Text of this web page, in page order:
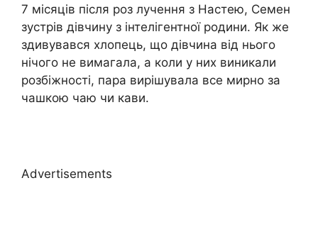
7 місяців після роз лучення з Настею, Семен
зустрів дівчину з інтелігентної родини. Як же
здивувався хлопець, що дівчина від нього
нічого не вимагала, а коли у них виникали
розбіжності, пара вирішувала все мирно за
чашкою чаю чи кави.
Advertisements